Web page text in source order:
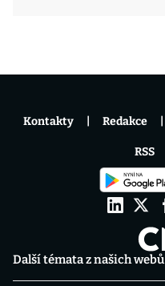
Další témata z našich webů
Kontakty Redakce
RSS